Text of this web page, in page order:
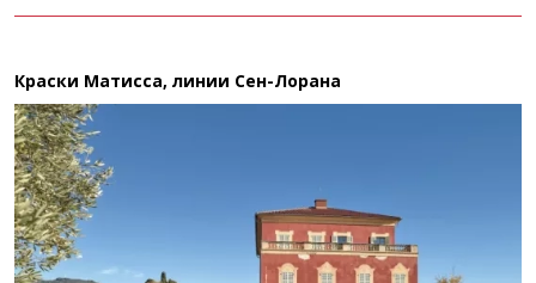
Краски Матисса, линии Сен-Лорана